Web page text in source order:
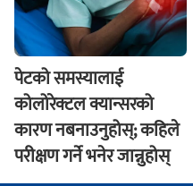
पेटको समस्यालाई
कोलोरेक्टल क्यान्सरको
कारण नबनाउनुहोस्; कहिले
परीक्षण गर्ने भनेर जान्नुहोस्